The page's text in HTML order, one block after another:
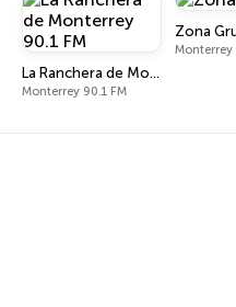
La Ranchera de Monterrey 90.1 FM
Monterrey 90.1 FM
Zona
Monterrey